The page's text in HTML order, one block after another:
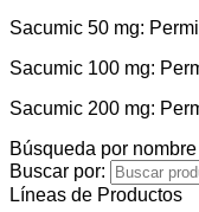
Sacumic 50 mg:
Sacumic 100 mg:
Sacumic 200 mg:
Búsqueda por nombre
Buscar por:
Líneas de Productos